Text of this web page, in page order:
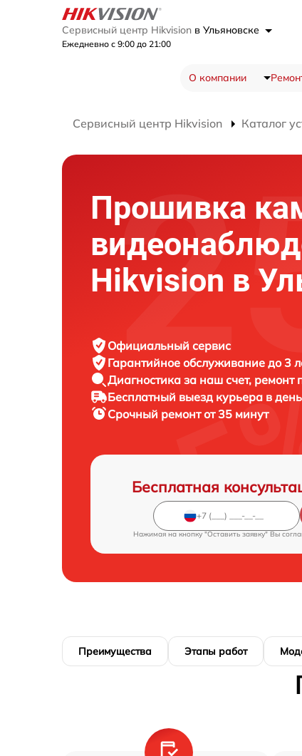
Сервисный центр Hikvision в Ульяновске
Ежедневно с 9:00 до 21:00
О компании
Сервисный центр Hikvision Каталог
Прошивка
Hikvision в
Официальный сервис
Гарантийное обслуживание до 3
Диагностика за наш счет, ремонт
Бесплатный выезд курьера в
Срочный ремонтот 35 минут
Бесплатная
Нажимая на кнопку "Оставить заявку" Вы
Преимущества Этапы работ